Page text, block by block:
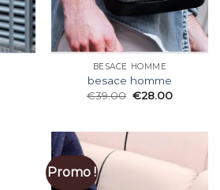
BESACE HOMME
besace homme
€39.00 €28.00
Promo !